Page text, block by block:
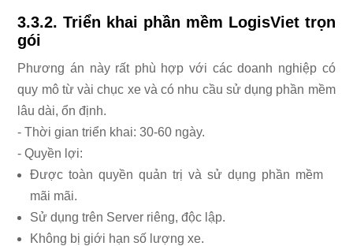
3.3.2. Triển khai phần mềm LogisViet trọn
gói
Phương án này rất phù hợp với các doanh nghiệp có
quy mô từ vài chục xe và có nhu cầu sử dụng phần mềm
lâu dài, ổn định.
- Thời gian triển khai: 30-60 ngày.
- Quyền lợi:
Được toàn quyền quản trị và sử dụng phần mềm
mãi mãi.
Sử dụng trên Server riêng, độc lập.
Không bị giới hạn số lượng xe.